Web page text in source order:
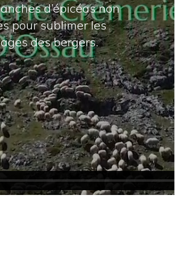
d’épicéas non
pour sublimer les
des bergers.